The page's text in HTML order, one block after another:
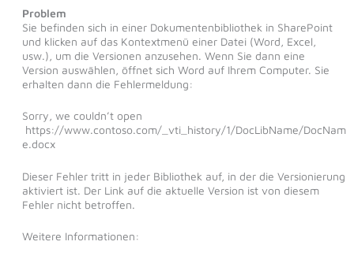
Problem
Sie befinden sich in einer Dokumentenbibliothek in SharePoint
und klicken auf das Kontextmenü einer Datei (Word, Excel,
usw.), um die Versionen anzusehen. Wenn Sie dann eine
Version auswählen, öffnet sich Word auf Ihrem Computer. Sie
erhalten dann die Fehlermeldung:
Sorry, we couldn’t open
https://www.contoso.com/_vti_history/1/DocLibName/DocNam
e.docx
Dieser Fehler tritt in jeder Bibliothek auf, in der die Versionierung
aktiviert ist. Der Link auf die aktuelle Version ist von diesem
Fehler nicht betroffen.
Weitere Informationen: